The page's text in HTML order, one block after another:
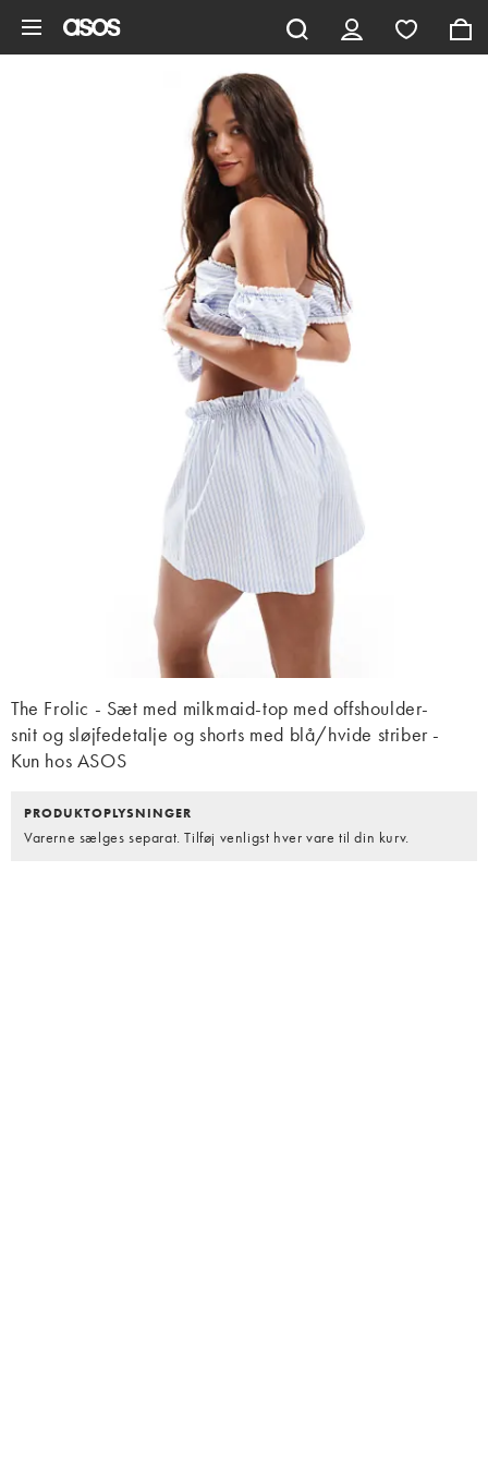
The Frolic - Sæt med milkmaid-top med offshoulder-
snit og sløjfedetalje og shorts med blå/hvide striber -
Kun hos ASOS
PRODUKTOPLYSNINGER
Varerne sælges separat. Tilføj venligst hver vare til din kurv.